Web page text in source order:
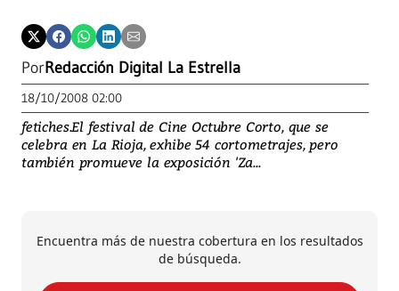
PorRedacción Digital La Estrella
18/10/2008 02:00
fetiches.El festival de Cine Octubre Corto, que se
celebra en La Rioja, exhibe 54 cortometrajes, pero
también promueve la exposición 'Za...
Encuentra más de nuestra cobertura en los resultados
de búsqueda.